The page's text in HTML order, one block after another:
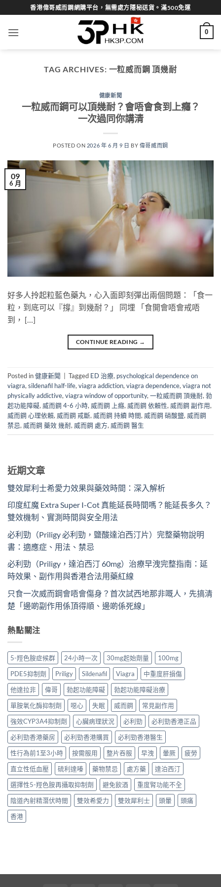
to
content
香港偉哥威而鋼網購平台，無需處方隱秘送貨。滿500免運
0
TAG ARCHIVES: 一粒威而鋼 頂幾耐
健康新聞
一粒威而鋼可以頂幾耐？會唔會食到上癮？
一次過同你講清
POSTED ON 2026 年 6 月 9 日 BY 偉哥威而鋼
09
6 月
好多人拎起粒藍色藥丸，心入面即刻彈出兩個問題：「食一
粒，到底可以『撐』到幾耐？」​ 同埋 「食開會唔會戒唔
到， […]
CONTINUE READING →
Posted in健康新聞 Tagged ED 治療, psychological dependence on
viagra,sildenafil half-life,viagra addiction,viagra dependence,viagra not
physically addictive,viagra window of opportunity,一粒威而鋼 頂幾耐,勃
起功能障礙, 威而鋼 4-6 小時, 威而鋼 上癮, 威而鋼 依賴性, 威而鋼 副作用,
威而鋼 心理依賴, 威而鋼 戒斷, 威而鋼 持續 時間, 威而鋼 硝酸鹽, 威而鋼
禁忌, 威而鋼 藥效 幾耐, 威而鋼 處方, 威而鋼 醫生
近期文章
雙效犀利士希愛力效果與藥效時間：深入解析
印度紅魔 Extra Super I-Cot 真能延長時間嗎？能延長多久？
雙效機制、實測時間與安全用法
必利勁（Priligy 必利勁，鹽酸達泊西汀片）完整藥物說明
書：適應症、用法、禁忌
必利勁（Priligy，達泊西汀 60mg）治療早洩完整指南：延
時效果、副作用與香港合法用藥紅線
只食一次威而鋼會唔會傷身？首次試西地那非嘅人，先搞清
楚「邊啲副作用係頂得順、邊啲係死線」
熱點關注
5-羥色胺症候群 24小時一次 30mg起始劑量
100mg
PDE5抑制劑
Priligy Sildenafil Viagra
中重度肝損傷
他達拉非
偉哥 勃起功能障礙
勃起功能障礙治療
單胺氧化酶抑制劑
噁心 失眠 威而鋼
常見副作用
強效CYP3A4抑制劑
心臟病理狀況 必利勁
必利勁香港正品
必利勁香港藥房
必利勁香港購買
必利勁香港醫生
性行為前1至3小時
按需服用 整片吞服 早洩 暈厥
疲勞
直立性低血壓
硫利達嗪 藥物禁忌 處方藥
達泊西汀
選擇性5-羥色胺再攝取抑制劑
避免飲酒
重度腎功能不全
陰道內射精潛伏時間
雙效希愛力 雙效犀利士 頭暈
頭痛
香港